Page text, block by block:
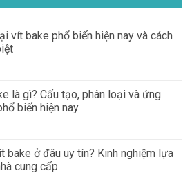
vít bake phổ biến hiện nay và cách
là gì? Cấu tạo, phân loại và ứng
biến hiện nay
bake ở đâu uy tín? Kinh nghiệm lựa
cung cấp